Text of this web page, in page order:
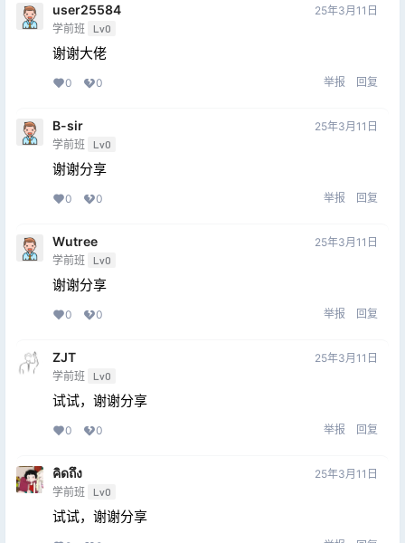
user25584
学前班 Lv0
25年3月11日
谢谢大佬
0 0 举报 回复
B-sir
学前班 Lv0
25年3月11日
谢谢分享
0 0 举报 回复
Wutree
学前班 Lv0
25年3月11日
谢谢分享
0 0 举报 回复
ZJT
学前班 Lv0
25年3月11日
试试，谢谢分享
0 0 举报 回复
คิดถึง
学前班 Lv0
25年3月11日
试试，谢谢分享